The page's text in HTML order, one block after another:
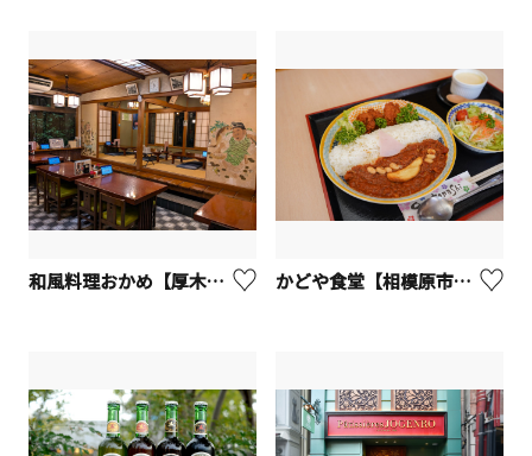
和風料理おかめ【厚木市】 かどや食堂【相模原市緑区】